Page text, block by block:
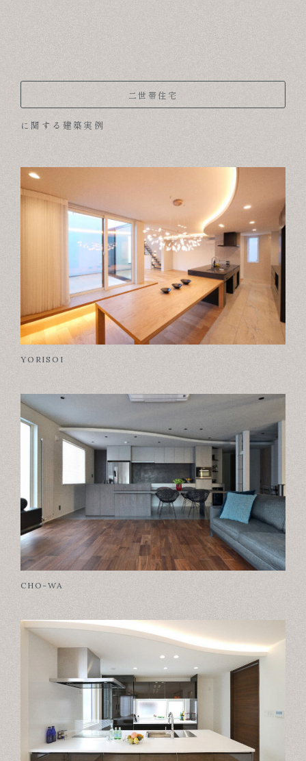
二世帯住宅
に関する建築実例
YORISOI
CHO-WA
条件を絞り込んで検索する